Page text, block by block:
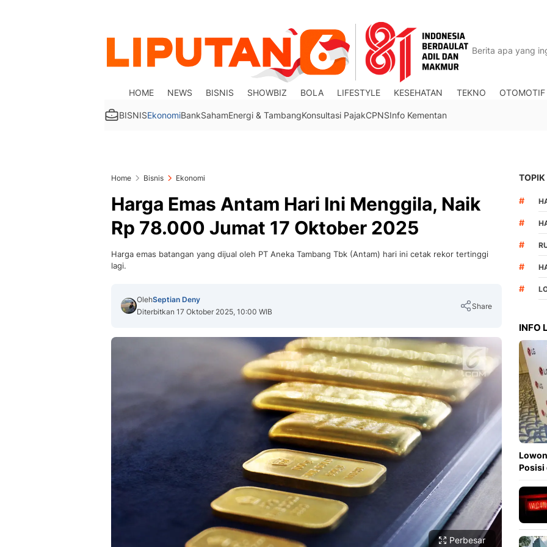
HOME NEWS BISNIS SHOWBIZ BOLA LIFESTYLE KESEHATAN TEKNO OTOMOTIF
BISNISEkonomiBankSahamEnergi & TambangKonsultasi PajakCPNSInfo Kementan
Home Bisnis Ekonomi
Harga Emas Antam Hari Ini Menggila, Naik
Rp 78.000 Jumat 17 Oktober 2025
Harga emas batangan yang dijual oleh PT Aneka Tambang Tbk (Antam) hari ini cetak rekor tertinggi
lagi.
OlehSeptian Deny
Diterbitkan 17 Oktober 2025, 10:00 WIB
Share
Copy Link
Perbesar
TOPIK
#
#
#
#
#
INFO
Posisi